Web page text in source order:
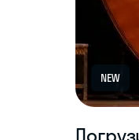
NEW